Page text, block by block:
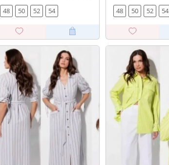
48
50 52 54
48
50 52 54